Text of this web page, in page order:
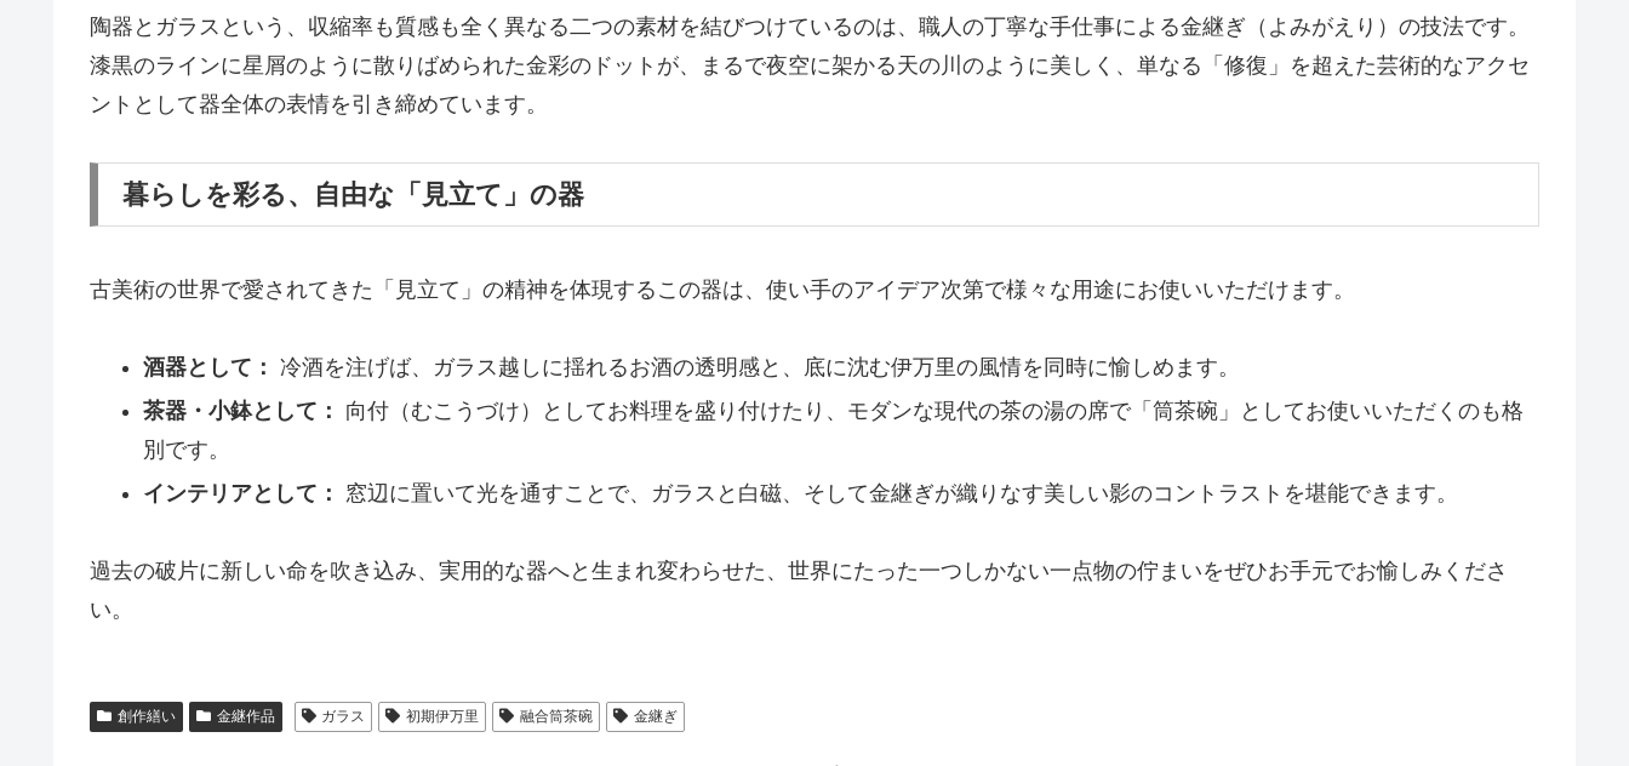
陶器とガラスという、収縮率も質感も全く異なる二つの素材を結びつけているのは、職人の丁寧な手仕事による金継ぎ（よみがえり）の技法です。
漆黒のラインに星屑のように散りばめられた金彩のドットが、まるで夜空に架かる天の川のように美しく、単なる「修復」を超えた芸術的なアクセ
ントとして器全体の表情を引き締めています。
暮らしを彩る、自由な「見立て」の器
古美術の世界で愛されてきた「見立て」の精神を体現するこの器は、使い手のアイデア次第で様々な用途にお使いいただけます。
酒器として： 冷酒を注げば、ガラス越しに揺れるお酒の透明感と、底に沈む伊万里の風情を同時に愉しめます。
茶器・小鉢として：
向付（むこうづけ）としてお料理を盛り付けたり、モダンな現代の茶の湯の席で「筒茶碗」としてお使いいただくのも格
別です。
インテリアとして：
窓辺に置いて光を通すことで、ガラスと白磁、そして金継ぎが織りなす美しい影のコントラストを堪能できます。
過去の破片に新しい命を吹き込み、実用的な器へと生まれ変わらせた、世界にたった一つしかない一点物の佇まいをぜひお手元でお愉しみくださ
い。
創作繕い 金継作品 ガラス 初期伊万里 融合筒茶碗 金継ぎ